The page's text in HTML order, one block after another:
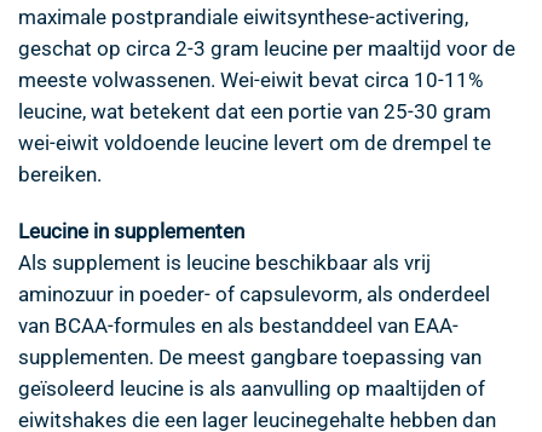
maximale postprandiale eiwitsynthese-activering,
geschat op circa 2-3 gram leucine per maaltijd voor de
meeste volwassenen. Wei-eiwit bevat circa 10-11%
leucine, wat betekent dat een portie van 25-30 gram
wei-eiwit voldoende leucine levert om de drempel te
bereiken.
Leucine in supplementen
Als supplement is leucine beschikbaar als vrij
aminozuur in poeder- of capsulevorm, als onderdeel
van BCAA-formules en als bestanddeel van EAA-
supplementen. De meest gangbare toepassing van
geïsoleerd leucine is als aanvulling op maaltijden of
eiwitshakes die een lager leucinegehalte hebben dan